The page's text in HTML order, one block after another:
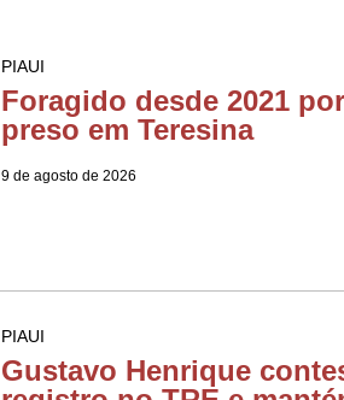
PIAUI
Foragido desde 2021
preso em Teresina
9 de agosto de 2026
PIAUI
Gustavo Henrique